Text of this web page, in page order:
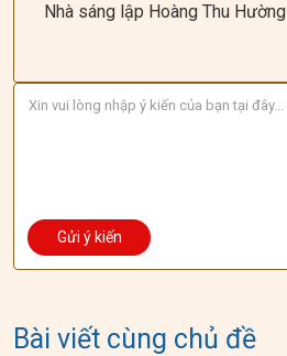
Nhà sáng lập Hoàng Thu Hường
Bài viết cùng chủ đề